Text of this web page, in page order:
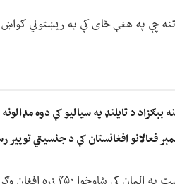
چې په هغې ځای کې به ریښتوني
بېګزاد د تایلنډ په سیالیو کې دوه
فعالانو افغانستان کې د جنسیتي توپیر